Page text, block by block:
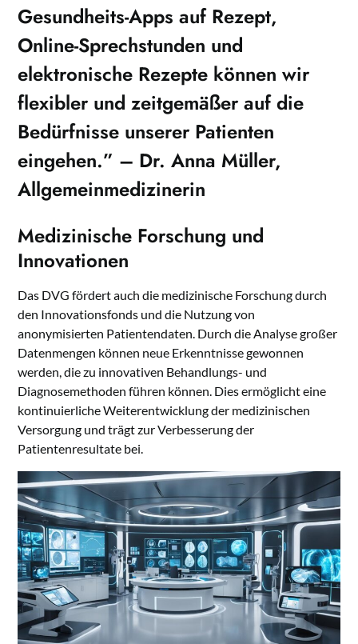
Gesundheits-Apps auf Rezept,
Online-Sprechstunden und
elektronische Rezepte können wir
flexibler und zeitgemäßer auf die
Bedürfnisse unserer Patienten
eingehen.” – Dr. Anna Müller,
Allgemeinmedizinerin
Medizinische Forschung und
Innovationen
Das DVG fördert auch die medizinische Forschung durch
den Innovationsfonds und die Nutzung von
anonymisierten Patientendaten. Durch die Analyse großer
Datenmengen können neue Erkenntnisse gewonnen
werden, die zu innovativen Behandlungs- und
Diagnosemethoden führen können. Dies ermöglicht eine
kontinuierliche Weiterentwicklung der medizinischen
Versorgung und trägt zur Verbesserung der
Patientenresultate bei.